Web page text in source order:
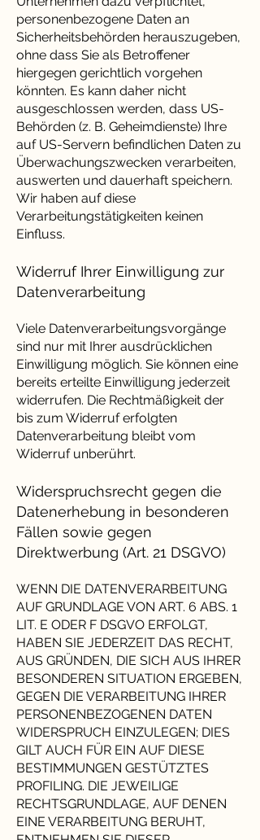
personenbezogene Daten an
Sicherheitsbehörden herauszugeben,
ohne dass Sie als Betroffener
hiergegen gerichtlich vorgehen
könnten. Es kann daher nicht
ausgeschlossen werden, dass US-
Behörden (z. B. Geheimdienste) Ihre
auf US-Servern befindlichen Daten zu
Überwachungszwecken verarbeiten,
auswerten und dauerhaft speichern.
Wir haben auf diese
Verarbeitungstätigkeiten keinen
Einfluss.
Widerruf Ihrer Einwilligung zur
Datenverarbeitung
Viele Datenverarbeitungsvorgänge
sind nur mit Ihrer ausdrücklichen
Einwilligung möglich. Sie können eine
bereits erteilte Einwilligung jederzeit
widerrufen. Die Rechtmäßigkeit der
bis zum Widerruf erfolgten
Datenverarbeitung bleibt vom
Widerruf unberührt.
Widerspruchsrecht gegen die
Datenerhebung in besonderen
Fällen sowie gegen
Direktwerbung (Art. 21 DSGVO)
WENN DIE DATENVERARBEITUNG
AUF GRUNDLAGE VON ART. 6 ABS. 1
LIT. E ODER F DSGVO ERFOLGT,
HABEN SIE JEDERZEIT DAS RECHT,
AUS GRÜNDEN, DIE SICH AUS IHRER
BESONDEREN SITUATION ERGEBEN,
GEGEN DIE VERARBEITUNG IHRER
PERSONENBEZOGENEN DATEN
WIDERSPRUCH EINZULEGEN; DIES
GILT AUCH FÜR EIN AUF DIESE
BESTIMMUNGEN GESTÜTZTES
PROFILING. DIE JEWEILIGE
RECHTSGRUNDLAGE, AUF DENEN
EINE VERARBEITUNG BERUHT,